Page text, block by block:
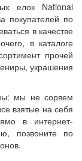
елок National
покупателей по
в качестве
в каталоге
прочей
украшения
мы не сорвем
взятые на себя
в интернет-
позвоните по